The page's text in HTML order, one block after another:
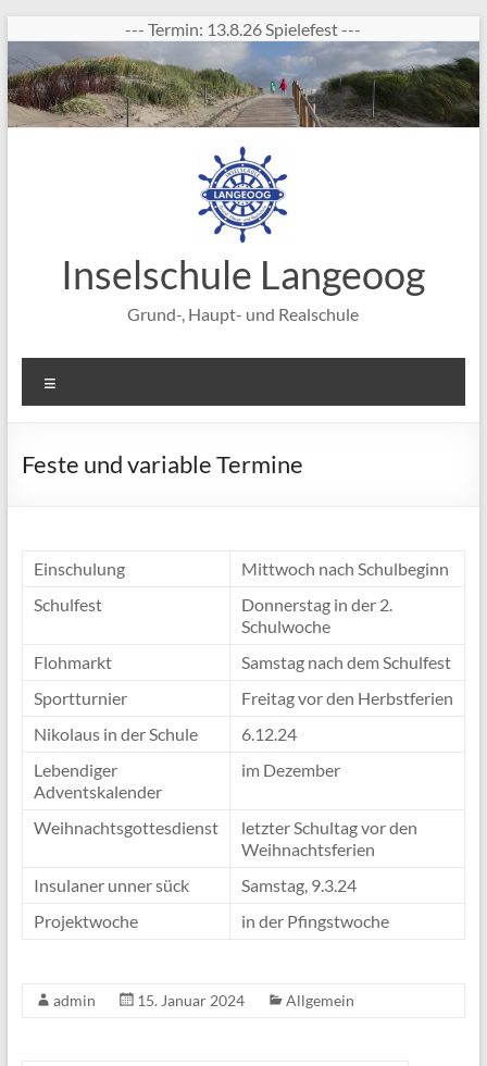
Inhalt
springen
--- Termin: 13.8.26 Spielefest ---
Inselschule Langeoog
Grund-, Haupt- und Realschule
Feste und variable Termine
Einschulung
Mittwoch nach Schulbeginn
Schulfest
Donnerstag in der 2.
Schulwoche
Flohmarkt
Samstag nach dem Schulfest
Sportturnier
Freitag vor den Herbstferien
Nikolaus in der Schule
6.12.24
Lebendiger
Adventskalender
im Dezember
Weihnachtsgottesdienst
letzter Schultag vor den
Weihnachtsferien
Insulaner unner sück
Samstag, 9.3.24
Projektwoche
in der Pfingstwoche
admin 15. Januar 2024 Allgemein